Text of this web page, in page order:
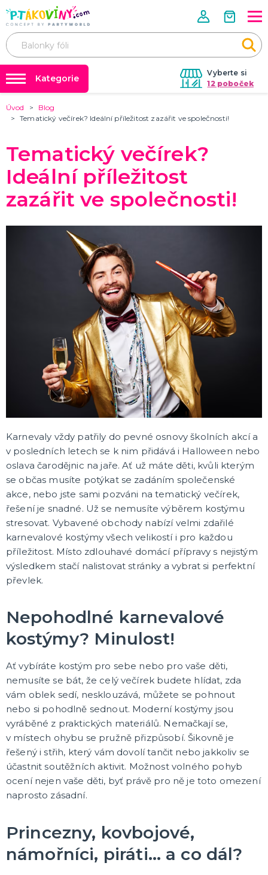
Vyberte si
12 poboček
❤️ Rozlučky se svobodou ❤️
Dárky s potiskem
Nafukování balónků
Půjčovna kostýmů
Tabulky velikostí
Kategorie
VALENTÝN
Valentýnské hry
Valentýnské kostýmy
PÁLENÍ ČARODEJNIC
Čarodejnické klobouky
Čarodejnické kostýmy
Strašidelná výzdoba a dekorace
Doplňky ke kostýmům
DALŠÍ KATEGORIE
ROZLUČKA SE SVOBODOU
Doplňky pro nevěstu
Doplňky pro ženicha
Doplňky pro družičky
Doplňky pro mládence
Balónky a girlandy
Výzdoba a dekorace
Originální dárky
Společenské hry
DALŠÍ KATEGORIE
OKTOBERFEST
Dámské kostýmy na Oktoberfest
Výzdoba na Oktoberfest
Klobouky na Oktoberfest
Pánské kostýmy na Oktoberfest
Doplňky na Oktoberfest
DALŠÍ KATEGORIE
HALLOWEENSKÉ KOSTÝMY A DOPLŇKY
Dámské Halloweenské kostýmy
Pánské Halloweenské kostýmy
Dětské Halloweenské kostýmy
Doplňky ke kostýmům
Výzdoba a dekorace
Halloweenské balónky
DALŠÍ KATEGORIE
ANDĚL, ČERT A MIKULÁŠ
Mikuláš
Čerti
Andělé
Vánoční dekorace
Okrasné vánoční stužky
Vánoční girlandy
SILVESTR
Silvestrovské dekorace
Silvestr v barvách
Silvestrovské konfety
Doplňky na silvestra
Silvestrovské dekorace na stůl
Silvestrovské závěsné dekorace
Silvestrovské balónky
DALŠÍ KATEGORIE
KARNEVALOVÉ KOSTÝMY PRO DOSPĚLÉ
Andělé a čerti
Oktoberfest, Beerfest
KARNEVALOVÉ KOSTÝMY PRO DĚTI
Kostýmy pro kluky
Úvod
Blog
Tematický večírek? Ideální příležitost zazářit ve společnosti!
Tematický večírek?
Ideální příležitost
zazářit ve společnosti!
Karnevaly vždy patřily do pevné osnovy školních akcí a
v posledních letech se k nim přidává i Halloween nebo
oslava čarodějnic na jaře. Ať už máte děti, kvůli kterým
se občas musíte potýkat se zadáním společenské
akce, nebo jste sami pozváni na tematický večírek,
řešení je snadné. Už se nemusíte výběrem kostýmu
stresovat. Vybavené obchody nabízí velmi zdařilé
karnevalové kostýmy všech velikostí i pro každou
příležitost. Místo zdlouhavé domácí přípravy s nejistým
výsledkem stačí nalistovat stránky a vybrat si perfektní
převlek.
Nepohodlné karnevalové
kostýmy? Minulost!
Ať vybíráte kostým pro sebe nebo pro vaše děti,
nemusíte se bát, že celý večírek budete hlídat, zda
vám oblek sedí, nesklouzává, můžete se pohnout
nebo si pohodlně sednout. Moderní kostýmy jsou
vyráběné z praktických materiálů. Nemačkají se,
v místech ohybu se pružně přizpůsobí. Šikovně je
řešený i střih, který vám dovolí tančit nebo jakkoliv se
účastnit soutěžních aktivit. Možnost volného pohyb
ocení nejen vaše děti, byť právě pro ně je toto omezení
naprosto zásadní.
Princezny, kovbojové,
námořníci, piráti… a co dál?